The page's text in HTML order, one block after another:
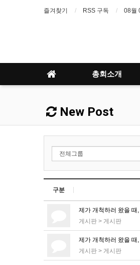
즐겨찾기 RSS 구독 08월
총회소개
New Post
구분
제가 개척하러 왔을 때
게시판 > 게시판
제가 개척하러 왔을 때
게시판 > 게시판